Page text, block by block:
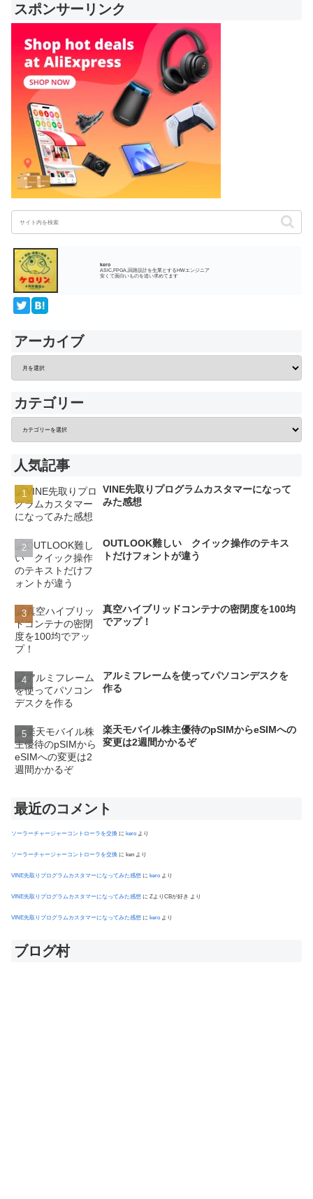
スポンサーリンク
kero
ASIC,FPGA,回路設計を生業とするHWエンジニア
安くて面白いものを追い求めてます
アーカイブ
カテゴリー
人気記事
VINE先取りプログラムカスタマーになって
みた感想
OUTLOOK難しい クイック操作のテキス
トだけフォントが違う
真空ハイブリッドコンテナの密閉度を100均
でアップ！
アルミフレームを使ってパソコンデスクを
作る
楽天モバイル株主優待のpSIMからeSIMへの
変更は2週間かかるぞ
最近のコメント
ソーラーチャージャーコントローラを交換 に kero より
ソーラーチャージャーコントローラを交換 に ken より
VINE先取りプログラムカスタマーになってみた感想 に kero より
VINE先取りプログラムカスタマーになってみた感想 に ZよりCBが好き より
VINE先取りプログラムカスタマーになってみた感想 に kero より
ブログ村